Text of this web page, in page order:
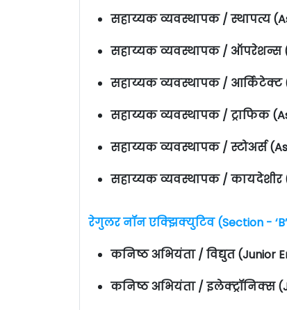
सहाय्यक व्यवस्थापक / स्थापत्य
सहाय्यक व्यवस्थापक / ऑपरेशन्स
सहाय्यक व्यवस्थापक / आर्किटेक्ट
सहाय्यक व्यवस्थापक / ट्राफिक
सहाय्यक व्यवस्थापक / स्टोअर्स
सहाय्यक व्यवस्थापक / कायदेशीर
रेगुलर नॉन एक्झिक्युटिव (Section -
कनिष्ठ अभियंता / विद्युत (Junior
कनिष्ठ अभियंता / इलेक्ट्रॉनिक्स